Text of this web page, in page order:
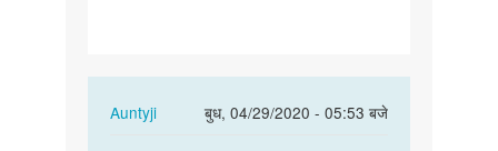
Auntyji
बुध, 04/29/2020 - 05:53 बजे
In